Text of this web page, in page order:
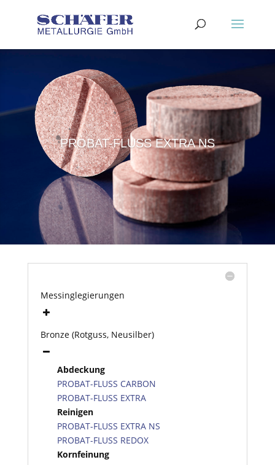
PROBAT-FLUSS EXTRA NS
Messinglegierungen
Bronze (Rotguss, Neusilber)
Abdeckung
PROBAT-FLUSS CARBON
PROBAT-FLUSS EXTRA
Reinigen
PROBAT-FLUSS EXTRA NS
PROBAT-FLUSS REDOX
Kornfeinung